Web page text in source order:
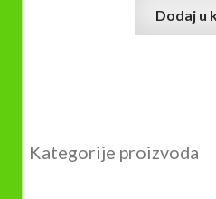
Dodaj u
Kategorije proizvoda